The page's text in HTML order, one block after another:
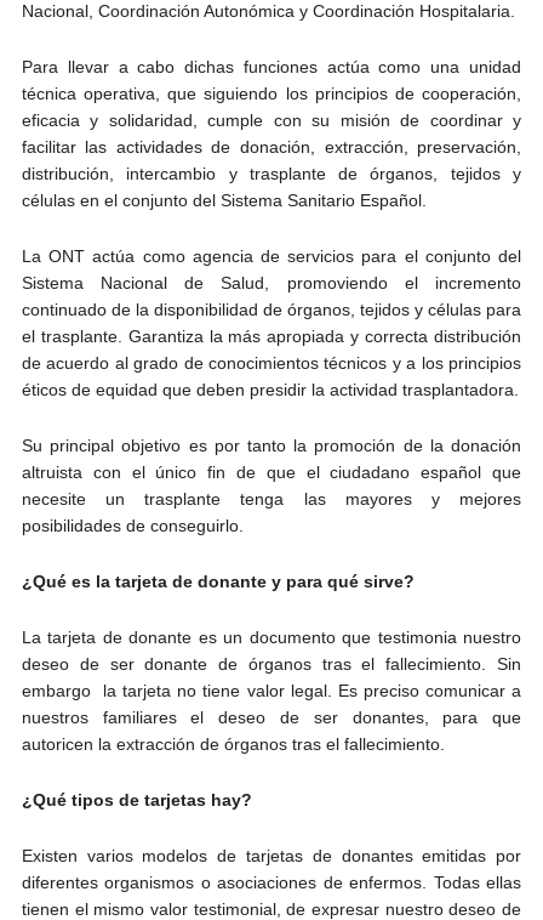
Nacional, Coordinación Autonómica y Coordinación Hospitalaria.
Para llevar a cabo dichas funciones actúa como una unidad
técnica operativa, que siguiendo los principios de cooperación,
eficacia y solidaridad, cumple con su misión de coordinar y
facilitar las actividades de donación, extracción, preservación,
distribución, intercambio y trasplante de órganos, tejidos y
células en el conjunto del Sistema Sanitario Español.
La ONT actúa como agencia de servicios para el conjunto del
Sistema Nacional de Salud, promoviendo el incremento
continuado de la disponibilidad de órganos, tejidos y células para
el trasplante. Garantiza la más apropiada y correcta distribución
de acuerdo al grado de conocimientos técnicos y a los principios
éticos de equidad que deben presidir la actividad trasplantadora.
Su principal objetivo es por tanto la promoción de la donación
altruista con el único fin de que el ciudadano español que
necesite un trasplante tenga las mayores y mejores
posibilidades de conseguirlo.
¿Qué es la tarjeta de donante y para qué sirve?
La tarjeta de donante es un documento que testimonia nuestro
deseo de ser donante de órganos tras el fallecimiento. Sin
embargo la tarjeta no tiene valor legal. Es preciso comunicar a
nuestros familiares el deseo de ser donantes, para que
autoricen la extracción de órganos tras el fallecimiento.
¿Qué tipos de tarjetas hay?
Existen varios modelos de tarjetas de donantes emitidas por
diferentes organismos o asociaciones de enfermos. Todas ellas
tienen el mismo valor testimonial, de expresar nuestro deseo de